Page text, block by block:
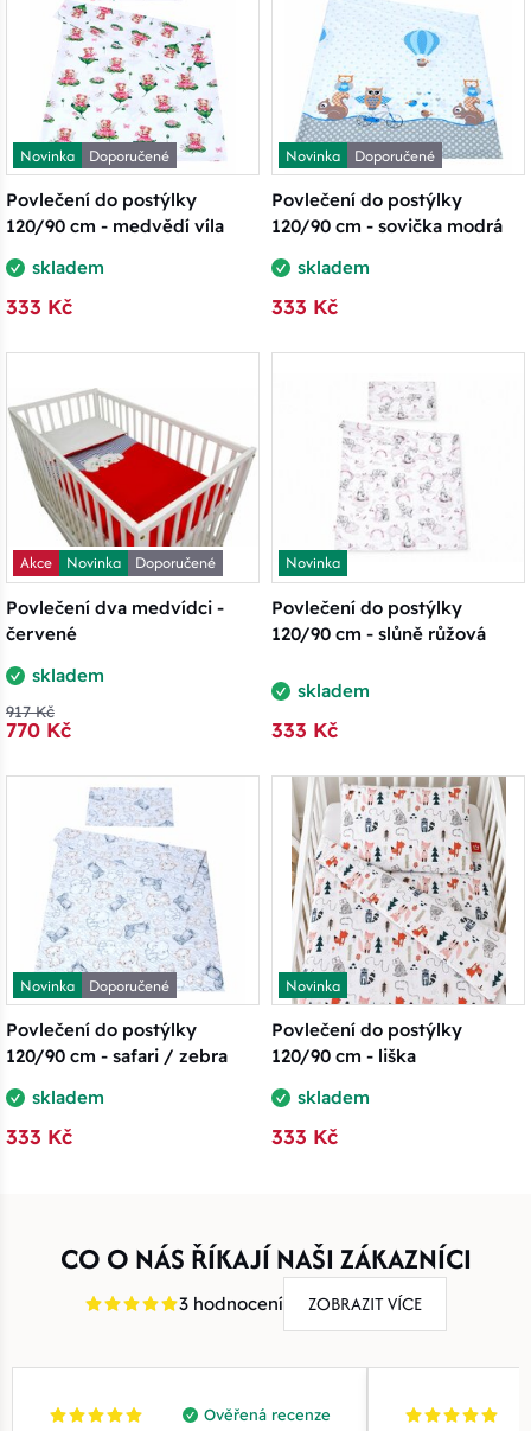
Novinka
Doporučené
Povlečení do postýlky
120/90 cm - medvědí víla
skladem
333 Kč
Novinka
Doporučené
Povlečení do postýlky
120/90 cm - sovička modrá
skladem
333 Kč
Akce Novinka
Doporučené
Povlečení dva medvídci -
červené
skladem
917 Kč
770 Kč
Novinka
Povlečení do postýlky
120/90 cm - slůně růžová
skladem
333 Kč
Novinka
Doporučené
Povlečení do postýlky
120/90 cm - safari / zebra
skladem
333 Kč
Novinka
Povlečení do postýlky
120/90 cm - liška
skladem
333 Kč
CO O NÁS ŘÍKAJÍ NAŠI ZÁKAZNÍCI
3 hodnocení ZOBRAZIT VÍCE
Ověřená recenze